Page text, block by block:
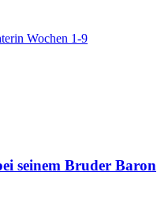
Wochen 1-9
seinem Bruder Baron